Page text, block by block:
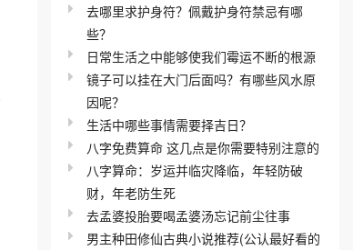
去哪里求护身符？佩戴护身符禁忌有哪
些？
日常生活之中能够使我们霉运不断的根源
镜子可以挂在大门后面吗？有哪些风水原
因呢？
生活中哪些事情需要择吉日？
八字免费算命 这几点是你需要特别注意的
八字算命：岁运并临灾降临，年轻防破
财，年老防生死
去孟婆投胎要喝孟婆汤忘记前尘往事
男主种田修仙古典小说推荐(公认最好看的